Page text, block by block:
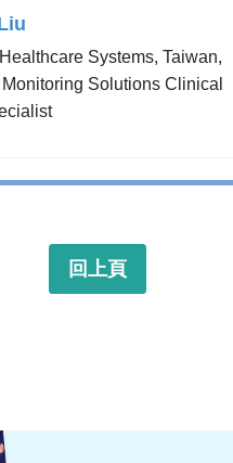
Systems, Taiwan,
Solutions Clinical
回上頁